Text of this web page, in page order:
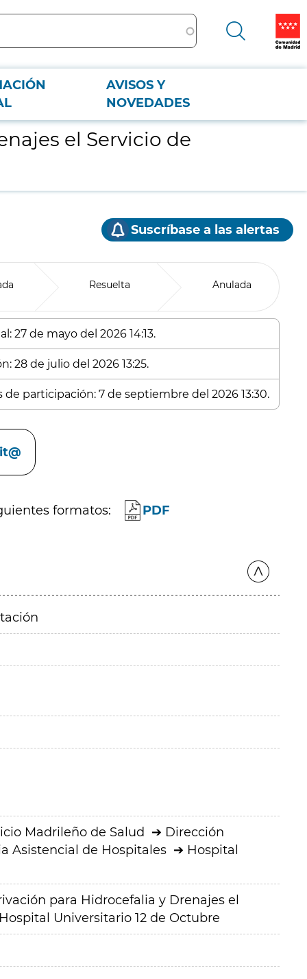
AVISOS Y
NOVEDADES
el Servicio de
Suscríbase a las alertas
Resuelta Anulada
27 de mayo del 2026 14:13.
28 de julio del 2026 13:25.
participación: 7 de septiembre del 2026 13:30.
formatos: PDF
Madrileño de Salud
Dirección
Asistencial de Hospitales
Hospital
para Hidrocefalia y Drenajes el
Universitario 12 de Octubre